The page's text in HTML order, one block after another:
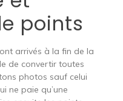
points
arrivés à la fin de la
de convertir toutes
photos sauf celui
ne paie qu’une